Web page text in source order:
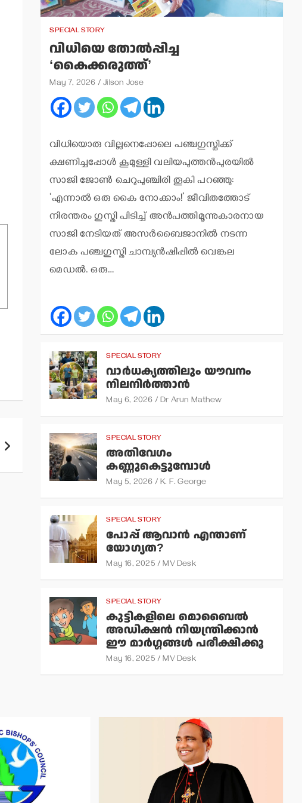
SPECIAL STORY
വിധിയെ തോല്‍പ്പിച്ച
‘കൈക്കരുത്ത്’
May 7, 2026 Jilson Jose
വിധിയൊരു വില്ലനെപ്പോലെ പഞ്ചഗുസ്തിക്ക്
ക്ഷണിച്ചപ്പോള്‍ കൂമുള്ളി വലിയപുത്തന്‍പുരയില്‍
സാജി ജോണ്‍ ചെറുപുഞ്ചിരി തൂകി പറഞ്ഞു:
‘എന്നാല്‍ ഒരു കൈ നോക്കാം!’ ജീവിതത്തോട്
നിരന്തരം ഗുസ്തി പിടിച്ച് അന്‍പത്തിമൂന്നുകാരനായ
സാജി നേടിയത് അസര്‍ബൈജാനില്‍ നടന്ന
ലോക പഞ്ചഗുസ്തി ചാമ്പ്യന്‍ഷിപ്പില്‍ വെങ്കല
മെഡല്‍. ഒരു…
SPECIAL STORY
വാര്‍ധക്യത്തിലും യൗവനം
നിലനിര്‍ത്താന്‍
May 6, 2026 Dr Arun Mathew
SPECIAL STORY
അതിവേഗം
കണ്ണുകെട്ടുമ്പോള്‍
May 5, 2026 K. F. George
SPECIAL STORY
പോപ്പ് ആവാന്‍ എന്താണ്
യോഗ്യത?
May 16, 2025 MV Desk
SPECIAL STORY
കുട്ടികളിലെ മൊബൈല്‍
അഡിക്ഷന്‍ നിയന്ത്രിക്കാന്‍
ഈ മാര്‍ഗ്ഗങ്ങള്‍ പരീക്ഷിക്കൂ
May 16, 2025 MV Desk